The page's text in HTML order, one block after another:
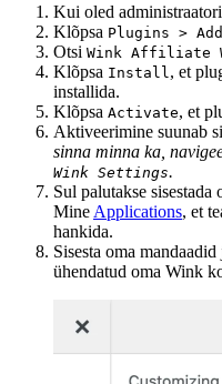
Kui oled
Klõpsa Plugins >
Otsi Wink Affiliate
Klõpsa Install , et
installida.
Klõpsa Activate, et
Aktiveerimine suunab
sinna minna ka,
Wink Settings.
Sul palutakse sisestada
Mine Applications, et
hankida.
Sisesta oma mandaadid
ühendatud oma Wink